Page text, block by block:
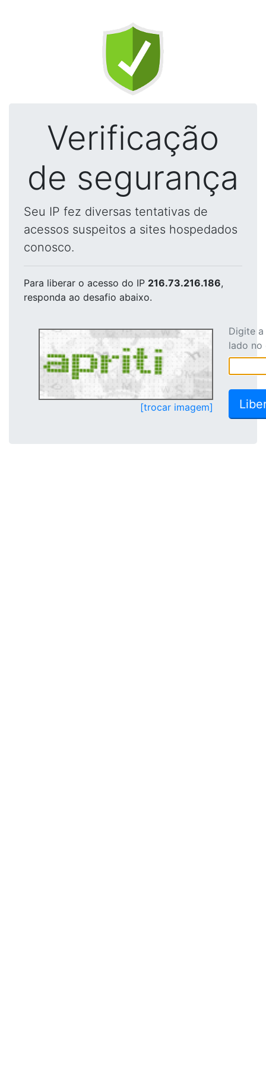
Verificação
de segurança
Seu IP fez diversas tentativas de
acessos suspeitos a sites hospedados
conosco.
Para liberar o acesso do IP 216.73.216.186,
responda ao desafio abaixo.
[trocar imagem]
Digite
lado no